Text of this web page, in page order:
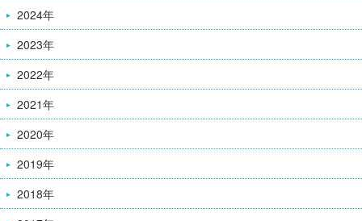
2024年
2023年
2022年
2021年
2020年
2019年
2018年